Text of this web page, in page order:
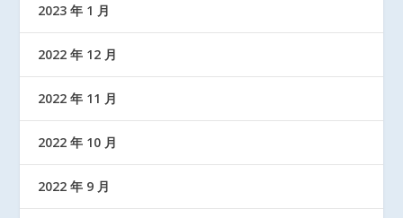
2023 年 1 月
2022 年 12 月
2022 年 11 月
2022 年 10 月
2022 年 9 月